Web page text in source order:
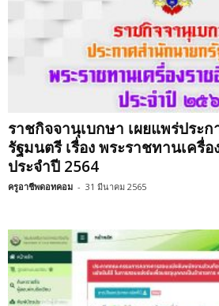
ราชกิจจานุเบกษา เผยแพร่ประ
รัฐมนตรี เรื่อง พระราชทานเครื่
ประจำปี 2564
ครูอาชีพดอทคอม - 31 มีนาคม 2565